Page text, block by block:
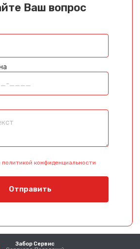
Ваш вопрос
политикой конфиденциальности
Отправить
Забор Сервис